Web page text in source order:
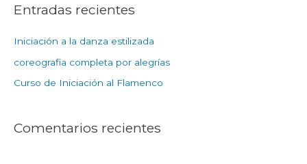
Entradas recientes
Iniciación a la danza estilizada
coreografia completa por alegrías
Curso de Iniciación al Flamenco
Comentarios recientes